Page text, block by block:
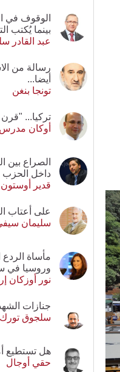
الوقوف في
بينما يُكتب
عبد القادر
أيضا...
تونجا بنغن
تركيا...
أوكان مدرس
الصراع بين
داخل الحزب
قدير أوستون
على أعتاب
سليمان
مأساة الردع
وروسيا في
نور أوزكان
جنازات
سلجوق تورك
هل تستطيع
حقي أوجال